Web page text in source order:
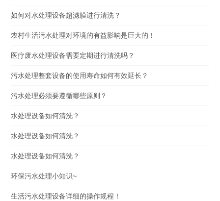
如何对水处理设备超滤膜进行清洗？
农村生活污水处理对环境的有益影响是巨大的！
医疗废水处理设备需要定期进行清洗吗？
污水处理整套设备的使用寿命如何有效延长？
污水处理必须要遵循哪些原则？
水处理设备如何清洗？
水处理设备如何清洗？
水处理设备如何清洗？
环保污水处理小知识~
生活污水处理设备详细的操作规程！